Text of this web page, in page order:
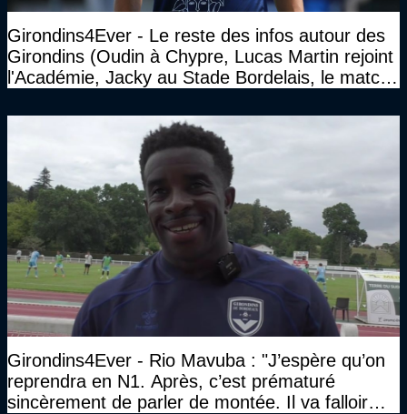
Girondins4Ever - Le reste des infos autour des
Girondins (Oudin à Chypre, Lucas Martin rejoint
l'Académie, Jacky au Stade Bordelais, le match
Girondins4Ever - Rio Mavuba : "J’espère qu’on
reprendra en N1. Après, c’est prématuré
sincèrement de parler de montée. Il va falloir